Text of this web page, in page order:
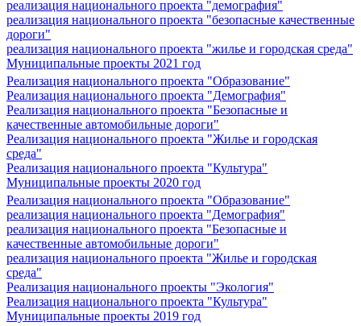
реализация национального проекта "демография"
реализация национального проекта "безопасные качественные
дороги"
реализация национального проекта "жилье и городская среда"
Муниципальные проекты 2021 год
Реализация национального проекта "Образование"
Реализация национального проекта "Демография"
Реализация национального проекта "Безопасные и
качественные автомобильные дороги"
Реализация национального проекта "Жилье и городская
среда"
Реализация национального проекта "Культура"
Муниципальные проекты 2020 год
Реализация национального проекта "Образование"
реализация национального проекта "Демография"
реализация национального проекта "Безопасные и
качественные автомобильные дороги"
реализация национального проекта "Жилье и городская
среда"
Реализация национального проекты "Экология"
Реализация национального проекта "Культура"
Муниципальные проекты 2019 год